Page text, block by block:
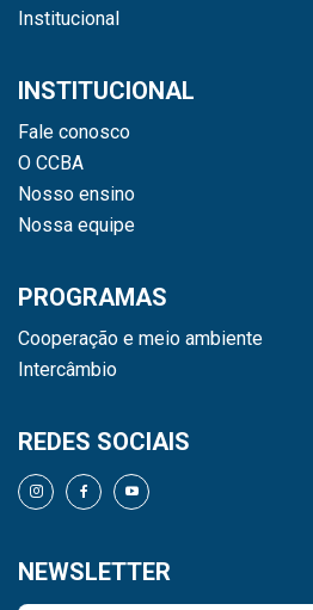
Institucional
INSTITUCIONAL
Fale conosco
O CCBA
Nosso ensino
Nossa equipe
PROGRAMAS
Cooperação e meio ambiente
Intercâmbio
REDES SOCIAIS
NEWSLETTER